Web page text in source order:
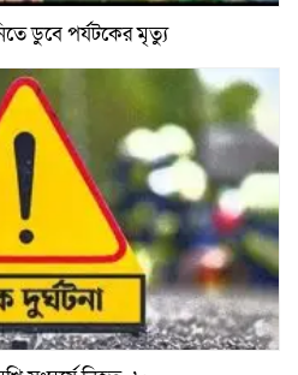
ডুবে পর্যটকের মৃত্যু